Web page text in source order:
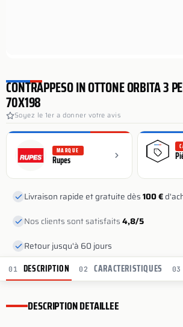
CONTRAPPESO IN OTTONE ORBITA 3
70X198
Soyez le 1er a donner votre avis
MARQUE
Rupes
Livraison rapide et gratuite dès100 €
Nos clients sont satisfaits4,8/5
Retour jusqu'à 60 jours
01 DESCRIPTION 02 CARACTERISTIQUES 03
DESCRIPTION DETAILLEE